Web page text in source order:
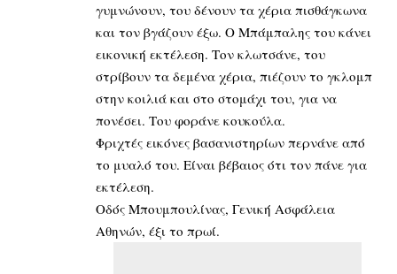
γυμνώνουν, του δένουν τα χέρια πισθάγκωνα
και τον βγάζουν έξω. Ο Μπάμπαλης του κάνει
εικονική εκτέλεση. Τον κλωτσάνε, του
στρίβουν τα δεμένα χέρια, πιέζουν το γκλομπ
στην κοιλιά και στο στομάχι του, για να
πονέσει. Του φοράνε κουκούλα.
Φριχτές εικόνες βασανιστηρίων περνάνε από
το μυαλό του. Είναι βέβαιος ότι τον πάνε για
εκτέλεση.
Οδός Μπουμπουλίνας, Γενική Ασφάλεια
Αθηνών, έξι το πρωί.